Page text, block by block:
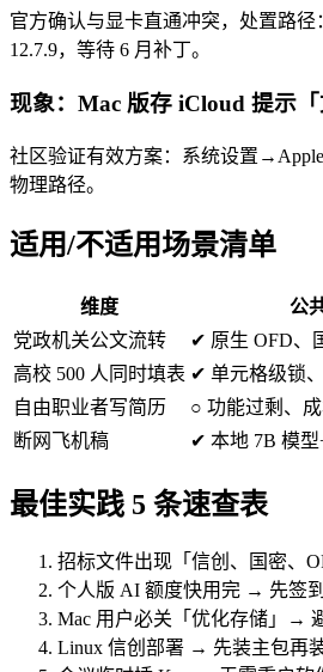
官方确认与显卡直通冲突，处置路
12.7.9，等待 6 月补丁。
现象：Mac 版存 iCloud 提示「
社区验证有效方案：系统设置
物理路径。
适用/不适用场景清单
维度 公
党政机关公文流转
✔ 原生 OFD、
高校 500 人同时填表 ✔ 单元格级锁
自由职业者写简历
○ 功能过剩、
断网飞机稿
✔ 本地 7B 模
最佳实践 5 条速查表
招标文件出现「信创、国密、
个人版 AI 额度快用完 → 先签
Mac 用户必关「优化存储」→
Linux 信创部署 → 先装主包再